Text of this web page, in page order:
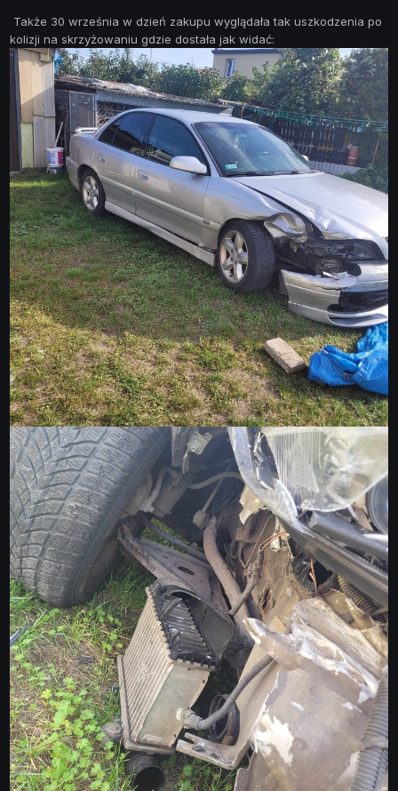
Także 30 września w dzień zakupu wyglądała tak uszkodzenia po
kolizji na skrzyżowaniu gdzie dostała jak widać: